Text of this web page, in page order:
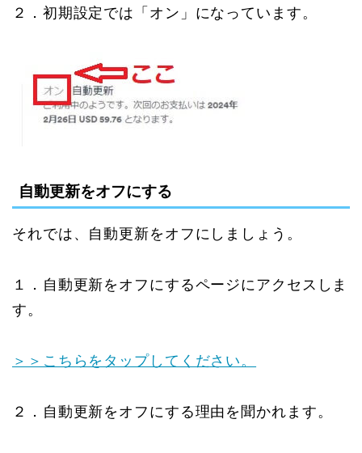
２．初期設定では「オン」になっています。
自動更新をオフにする
それでは、自動更新をオフにしましょう。
１．自動更新をオフにするページにアクセスしま
す。
＞＞こちらをタップしてください。
２．自動更新をオフにする理由を聞かれます。